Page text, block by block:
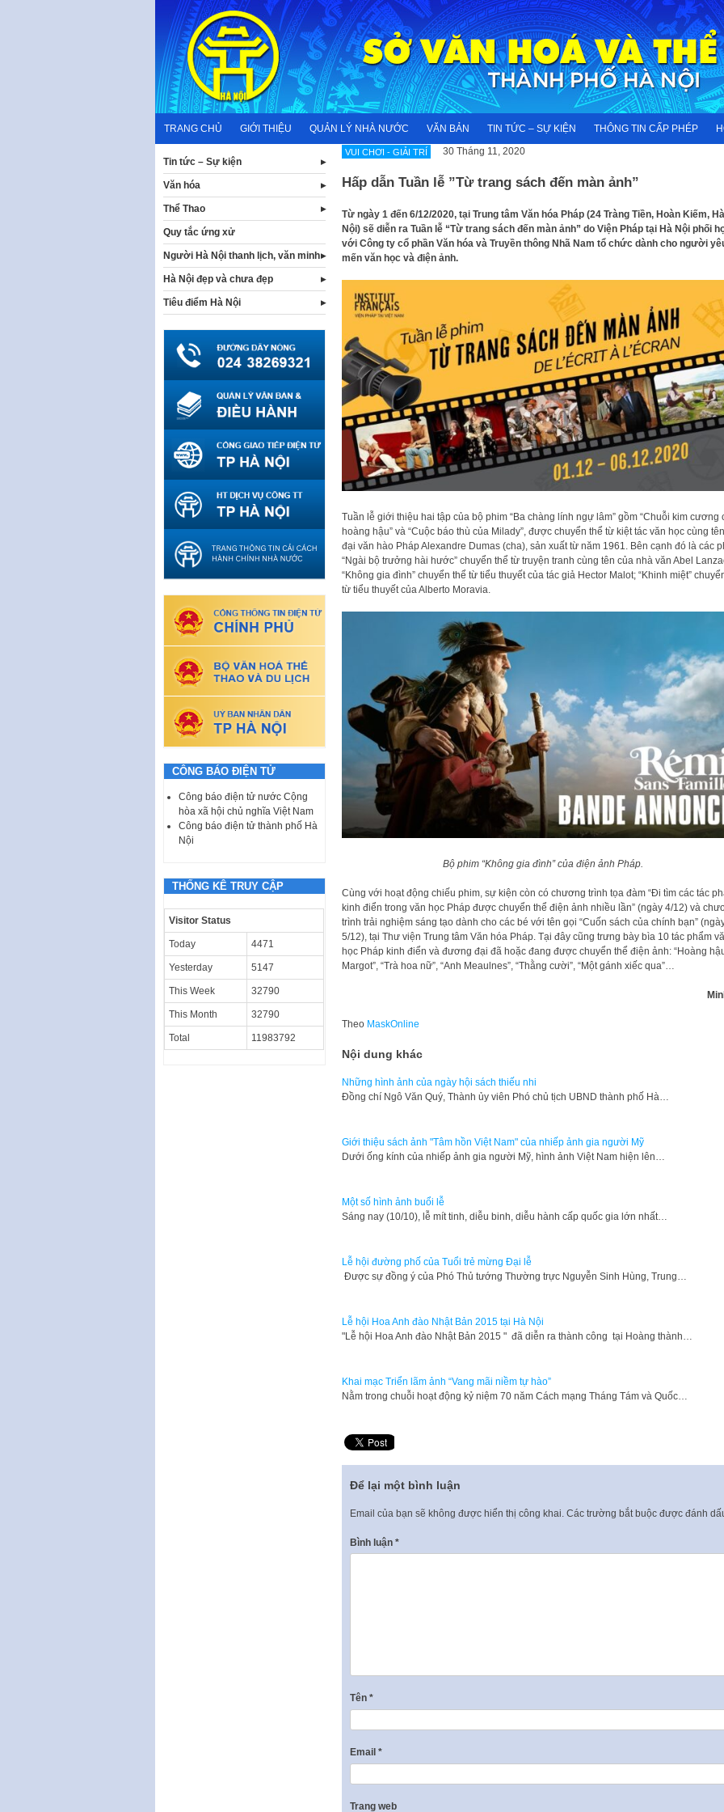
content
TRANG CHỦ GIỚI THIỆU QUẢN LÝ NHÀ NƯỚC VĂN BẢN TIN TỨC – SỰ KIỆN THÔNG TIN CẤP PHÉP
VUI CHƠI - GIẢI TRÍ 30 Tháng 11, 2020
Hấp dẫn Tuần lễ ”Từ trang sách đến màn ảnh”
Từ ngày 1 đến 6/12/2020, tại Trung tâm Văn hóa Pháp (24 Tràng Tiền, Hoàn Kiếm, Hà
Nội) sẽ diễn ra Tuần lễ “Từ trang sách đến màn ảnh” do Viện Pháp tại Hà Nội phối
với Công ty cổ phần Văn hóa và Truyền thông Nhã Nam tổ chức dành cho người
mến văn học và điện ảnh.
Tuần lễ giới thiệu hai tập của bộ phim “Ba chàng lính ngự lâm” gồm “Chuỗi kim cương
hoàng hậu” và “Cuộc báo thù của Milady”, được chuyển thể từ kiệt tác văn học cùng
đại văn hào Pháp Alexandre Dumas (cha), sản xuất từ năm 1961. Bên cạnh đó là các
“Ngài bộ trưởng hài hước” chuyển thể từ truyện tranh cùng tên của nhà văn Abel
“Không gia đình” chuyển thể từ tiểu thuyết của tác giả Hector Malot; “Khinh miệt”
từ tiểu thuyết của Alberto Moravia.
Bộ phim “Không gia đình” của điện ảnh Pháp.
Cùng với hoạt động chiếu phim, sự kiện còn có chương trình tọa đàm “Đi tìm các tác
kinh điển trong văn học Pháp được chuyển thể điện ảnh nhiều lần” (ngày 4/12) và
trình trải nghiệm sáng tạo dành cho các bé với tên gọi “Cuốn sách của chính bạn”
5/12), tại Thư viện Trung tâm Văn hóa Pháp. Tại đây cũng trưng bày bìa 10 tác phẩm
học Pháp kinh điển và đương đại đã hoặc đang được chuyển thể điện ảnh: “Hoàng
Margot”, “Trà hoa nữ”, “Anh Meaulnes”, “Thằng cười”, “Một gánh xiếc qua”…
Theo MaskOnline
Nội dung khác
Những hình ảnh của ngày hội sách thiếu nhi
Đồng chí Ngô Văn Quý, Thành ủy viên Phó chủ tịch UBND thành phố Hà…
Giới thiệu sách ảnh "Tâm hồn Việt Nam" của nhiếp ảnh gia người Mỹ
Dưới ống kính của nhiếp ảnh gia người Mỹ, hình ảnh Việt Nam hiện lên…
Một số hình ảnh buổi lễ
​Sáng nay (10/10), lễ mít tinh, diễu binh, diễu hành cấp quốc gia lớn nhất…
Lễ hội đường phố của Tuổi trẻ mừng Đại lễ
​ Được sự đồng ý của Phó Thủ tướng Thường trực Nguyễn Sinh Hùng, Trung…
Lễ hội Hoa Anh đào Nhật Bản 2015 tại Hà Nội
​"Lễ hội Hoa Anh đào Nhật Bản 2015 " đã diễn ra thành công tại Hoàng thành…
Khai mạc Triển lãm ảnh “Vang mãi niềm tự hào”
​Nằm trong chuỗi hoạt động kỷ niệm 70 năm Cách mạng Tháng Tám và Quốc…
Để lại một bình luận
Email của bạn sẽ không được hiển thị công khai. Các trường bắt buộc được đánh
Bình luận *
Tên *
Email *
Trang web
Tin tức – Sự kiện
Văn hóa
Thể Thao
Quy tắc ứng xử
Người Hà Nội thanh lịch, văn minh
Hà Nội đẹp và chưa đẹp
Tiêu điểm Hà Nội
CÔNG BÁO ĐIỆN TỬ
Công báo điện tử nước Cộng
hòa xã hội chủ nghĩa Việt Nam
Công báo điện tử thành phố Hà
Nội
THỐNG KÊ TRUY CẬP
Visitor Status
Today 4471
Yesterday 5147
This Week 32790
This Month 32790
Total 11983792